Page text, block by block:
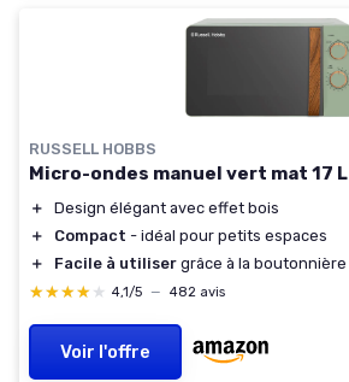
RUSSELL HOBBS
Micro-ondes manuel vert mat 17 L
＋
Design élégant avec effet bois
＋
Compact - idéal pour petits espaces
＋
Facile à utiliser grâce à la boutonnière
★★★★★
★★★★★ 4,1/5 — 482 avis
Voir l'offre